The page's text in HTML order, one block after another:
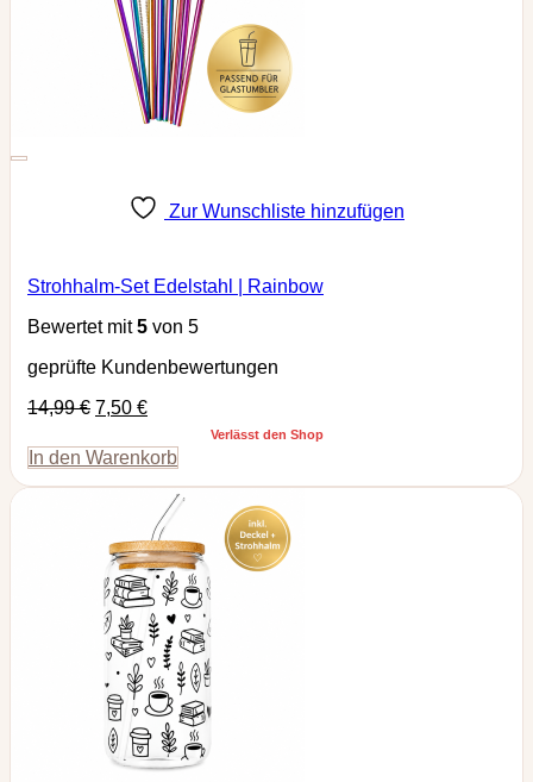
Zur Wunschliste hinzufügen
Strohhalm-Set Edelstahl | Rainbow
Bewertet mit5 von 5
geprüfte Kundenbewertungen
14,99€ 7,50 €
Verlässt den Shop
In den Warenkorb